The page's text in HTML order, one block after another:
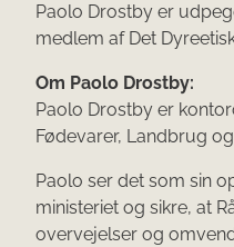
Paolo Drostby er
medlem af Det
Om Paolo Drostby:
Paolo Drostby er
Fødevarer, Landbrug og
Paolo ser det som sin
ministeriet og sikre, at
overvejelser og